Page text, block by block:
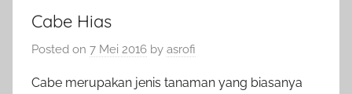
Cabe Hias
Posted on 7 Mei 2016 by asrofi
Cabe merupakan jenis tanaman yang biasanya